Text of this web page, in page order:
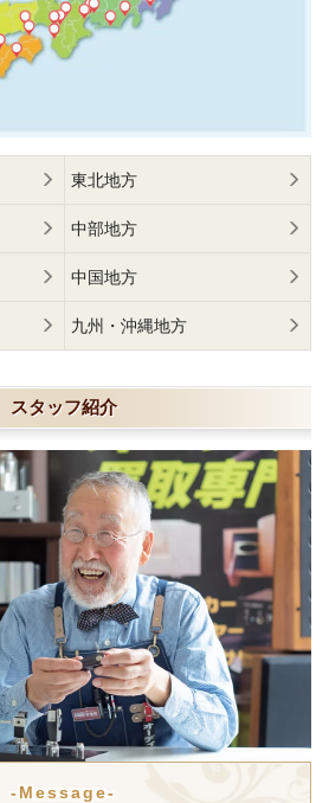
東北地方
中部地方
中国地方
九州・沖縄地方
スタッフ紹介
-Message-